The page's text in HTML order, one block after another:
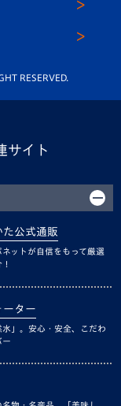
RESERVED.
サイト
た公式通販
ットが自信をもって厳選
ーター
水」。安心・安全、こだわ
ー